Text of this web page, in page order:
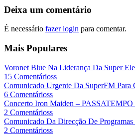
Deixa um comentário
É necessário fazer login para comentar.
Mais Populares
Voronet Blue Na Liderança Da Super
15 Comentárioss
Comunicado Urgente Da SuperFM Para
6 Comentárioss
Concerto Iron Maiden –
2 Comentárioss
Comunicado Da Direcção De
2 Comentárioss